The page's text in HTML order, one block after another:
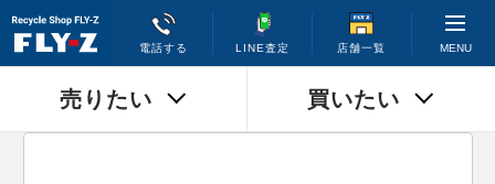
電話する LINE査定 店舗一覧 MENU
売りたい 買いたい